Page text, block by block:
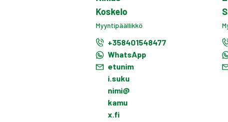
Koskelo
Myyntipäällikkö
+358401548477
WhatsApp
etunim
i.suku
nimi@
kamu
x.fi